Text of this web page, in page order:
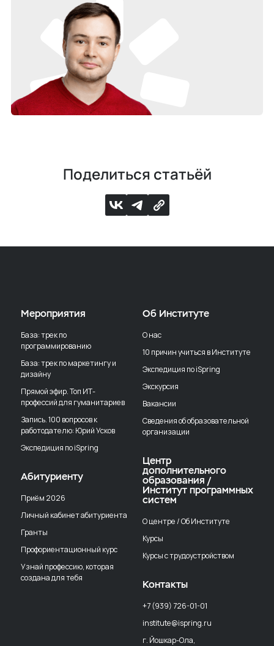
Поделиться статьёй
Мероприятия
База: трек по
программированию
База: трек по маркетингу и
дизайну
Прямой эфир. Топ ИТ-
профессий для гуманитариев
Запись. 100 вопросов к
работодателю: Юрий Усков
Экспедиция по iSpring
Абитуриенту
Приём 2026
Личный кабинет абитуриента
Гранты
Профориентационный курс
Узнай профессию, которая
создана для тебя
Об Институте
О нас
10 причин учиться в Институте
Экспедиция по iSpring
Экскурсия
Вакансии
Сведения об образовательной
организации
Центр
дополнительного
образования /
Институт программных
систем
О центре / Об Институте
Курсы
Курсы с трудоустройством
Контакты
+7 (939) 726-01-01
institute@ispring.ru
г. Йошкар-Ола,